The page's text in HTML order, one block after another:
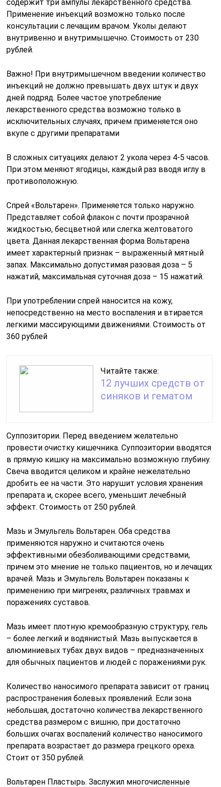
содержит три ампулы лекарственного средства.
Применение инъекций возможно только после
консультации с лечащим врачом. Уколы делают
внутривенно и внутримышечно. Стоимость от 230
рублей.
Важно! При внутримышечном введении количество
инъекций не должно превышать двух штук и двух
дней подряд. Более частое употребление
лекарственного средства возможно только в
исключительных случаях, причем применяется оно
вкупе с другими препаратами
В сложных ситуациях делают 2 укола через 4-5 часов.
При этом меняют ягодицы, каждый раз вводя иглу в
противоположную.
Спрей «Вольтарен». Применяется только наружно.
Представляет собой флакон с почти прозрачной
жидкостью, бесцветной или слегка желтоватого
цвета. Данная лекарственная форма Вольтарена
имеет характерный признак – выраженный мятный
запах. Максимально допустимая разовая доза – 5
нажатий, максимальная суточная доза – 15 нажатий.
При употреблении спрей наносится на кожу,
непосредственно на место воспаления и втирается
легкими массирующими движениями. Стоимость от
360 рублей
Читайте также:
12 лучших средств от
синяков и гематом
Суппозитории. Перед введением желательно
провести очистку кишечника. Суппозитории вводятся
в прямую кишку на максимально возможную глубину.
Свеча вводится целиком и крайне нежелательно
дробить ее на части. Это нарушит условия хранения
препарата и, скорее всего, уменьшит лечебный
эффект. Стоимость от 250 рублей.
Мазь и Эмульгель Вольтарен. Оба средства
применяются наружно и считаются очень
эффективными обезболивающими средствами,
причем это мнение не только пациентов, но и лечащих
врачей. Мазь и Эмульгель Вольтарен показаны к
применению при мигренях, различных травмах и
поражениях суставов.
Мазь имеет плотную кремообразную структуру, гель
– более легкий и водянистый. Мазь выпускается в
алюминиевых тубах двух видов – предназначенных
для обычных пациентов и людей с поражениями рук.
Количество наносимого препарата зависит от границ
распространения болевых проявлений. Если зона
небольшая, достаточно количества лекарственного
средства размером с вишню, при достаточно
больших очагах воспалений количество наносимого
препарата возрастает до размера грецкого ореха.
Стоит от 350 рублей.
Вольтарен Пластырь. Заслужил многочисленные